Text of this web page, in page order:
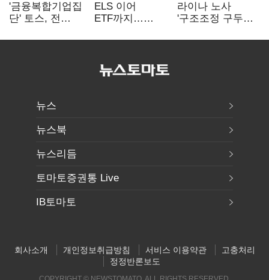
'금융복합기업집
단' 토스, 전
표준화
ELS 이어
ETF까지…
제동 걸린 은행
라이나 노사
'구조조정 구두
뉴스
뉴스북
뉴스리듬
토마토증권통 Live
IB토마토
회사소개 개인정보취급방침 서비스 이용약관
고충처리
정정반론보도